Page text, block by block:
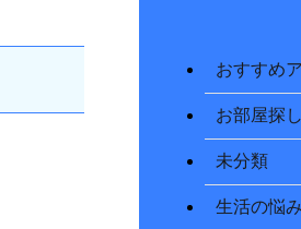
おすすめ
お部屋探し
未分類
生活の悩み